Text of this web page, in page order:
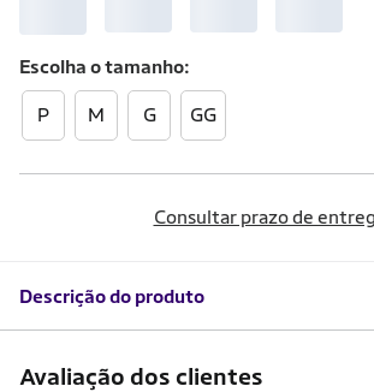
Escolha otamanho
P M G GG
Consultar prazo de
Descrição do produto
Avaliação dos clientes